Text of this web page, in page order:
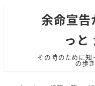
余命宣
っと
その時のために知
の歩